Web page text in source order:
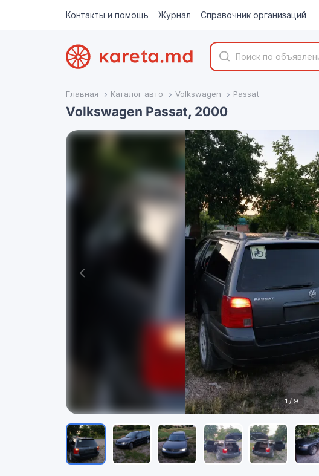
Контакты и помощь Журнал Справочник организаций
Главная Каталог авто Volkswagen Passat
Volkswagen Passat, 2000
1/ 9